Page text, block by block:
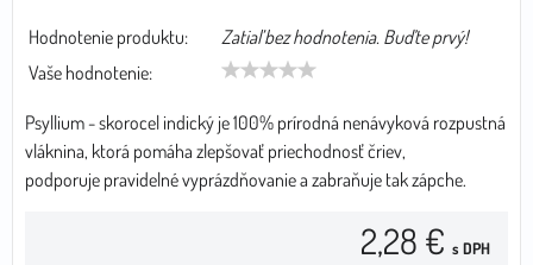
Hodnotenie produktu:
Zatiaľ bez hodnotenia. Buďte prvý!
Vaše hodnotenie:
Psyllium - skorocel indický je 100% prírodná nenávyková rozpustná
vláknina, ktorá pomáha zlepšovať priechodnosť čriev,
podporuje pravidelné vyprázdňovanie a zabraňuje tak zápche.
2,28 € s DPH